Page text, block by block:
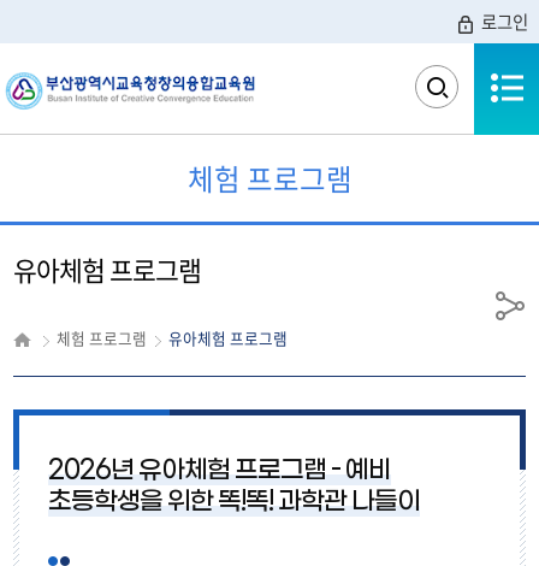
로그인
검
영
전체메뉴
체험 프로그램
유아체험 프로그램
체험 프로그램 유아체험 프로그램
공
2026년 유아체험 프로그램 - 예비
초등학생을 위한 똑!똑! 과학관 나들이